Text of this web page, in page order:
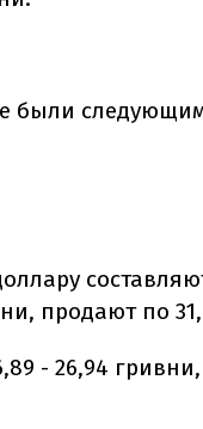
были
продают по
- 26,94 гривни,